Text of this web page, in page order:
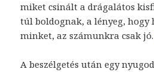
miket csinált a drágalátos
túl boldognak, a lényeg, hogy
minket, az számunkra csak jó.
A beszélgetés után egy